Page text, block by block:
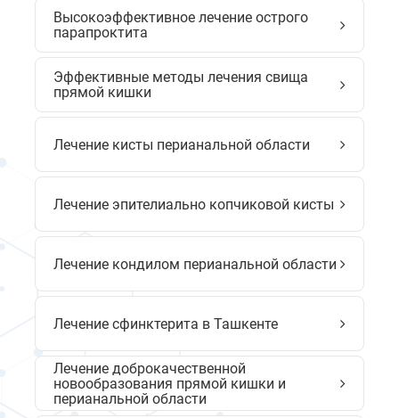
Высокоэффективное лечение острого
парапроктита
Эффективные методы лечения свища
прямой кишки
Лечение кисты перианальной области
Лечение эпителиально копчиковой кисты
Лечение кондилом перианальной области
Лечение сфинктерита в Ташкенте
Лечение доброкачественной
новообразования прямой кишки и
перианальной области